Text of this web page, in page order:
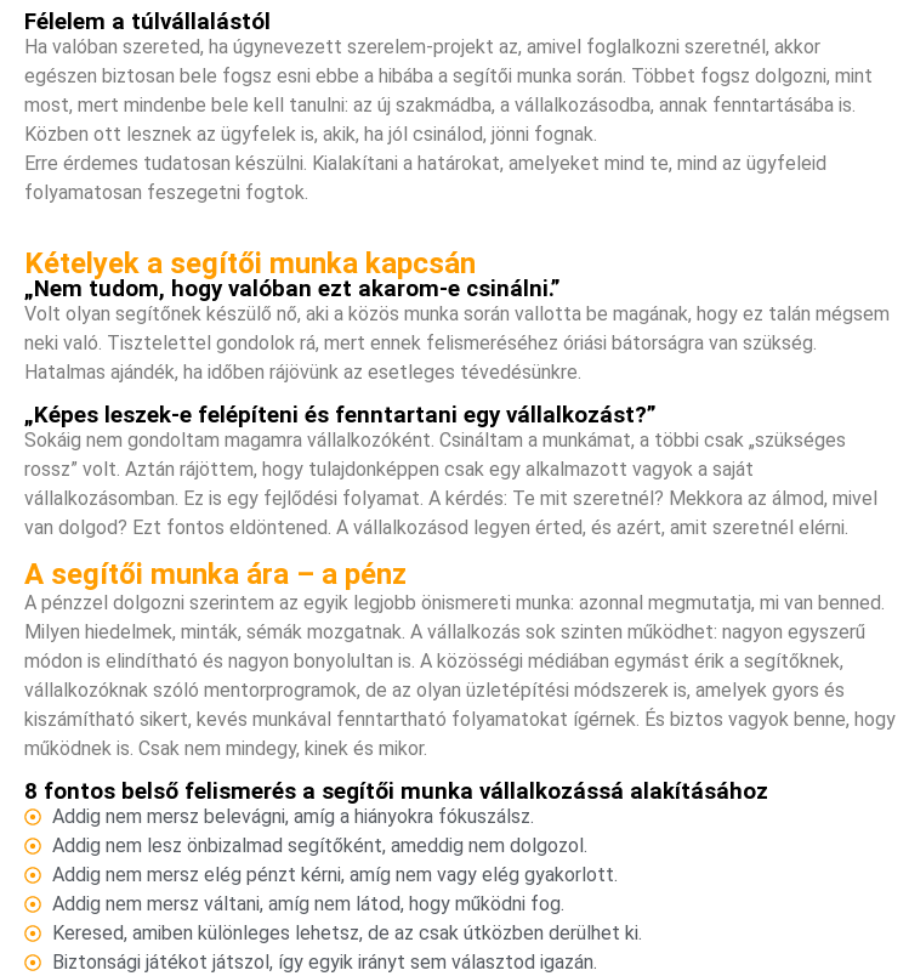
Félelem a túlvállalástól
Ha valóban szereted, ha úgynevezett szerelem-projekt az, amivel foglalkozni szeretnél, akkor
egészen biztosan bele fogsz esni ebbe a hibába a segítői munka során. Többet fogsz dolgozni, mint
most, mert mindenbe bele kell tanulni: az új szakmádba, a vállalkozásodba, annak fenntartásába is.
Közben ott lesznek az ügyfelek is, akik, ha jól csinálod, jönni fognak.
Erre érdemes tudatosan készülni. Kialakítani a határokat, amelyeket mind te, mind az ügyfeleid
folyamatosan feszegetni fogtok.
Kételyek a segítői munka kapcsán
„Nem tudom, hogy valóban ezt akarom-e csinálni.”
Volt olyan segítőnek készülő nő, aki a közös munka során vallotta be magának, hogy ez talán mégsem
neki való. Tisztelettel gondolok rá, mert ennek felismeréséhez óriási bátorságra van szükség.
Hatalmas ajándék, ha időben rájövünk az esetleges tévedésünkre.
„Képes leszek-e felépíteni és fenntartani egy vállalkozást?”
Sokáig nem gondoltam magamra vállalkozóként. Csináltam a munkámat, a többi csak „szükséges
rossz” volt. Aztán rájöttem, hogy tulajdonképpen csak egy alkalmazott vagyok a saját
vállalkozásomban. Ez is egy fejlődési folyamat. A kérdés: Te mit szeretnél? Mekkora az álmod, mivel
van dolgod? Ezt fontos eldöntened. A vállalkozásod legyen érted, és azért, amit szeretnél elérni.
A segítői munka ára – a pénz
A pénzzel dolgozni szerintem az egyik legjobb önismereti munka: azonnal megmutatja, mi van benned.
Milyen hiedelmek, minták, sémák mozgatnak. A vállalkozás sok szinten működhet: nagyon egyszerű
módon is elindítható és nagyon bonyolultan is. A közösségi médiában egymást érik a segítőknek,
vállalkozóknak szóló mentorprogramok, de az olyan üzletépítési módszerek is, amelyek gyors és
kiszámítható sikert, kevés munkával fenntartható folyamatokat ígérnek. És biztos vagyok benne, hogy
működnek is. Csak nem mindegy, kinek és mikor.
8 fontos belső felismerés a segítői munka vállalkozássá alakításához
Addig nem mersz belevágni, amíg a hiányokra fókuszálsz.
Addig nem lesz önbizalmad segítőként, ameddig nem dolgozol.
Addig nem mersz elég pénzt kérni, amíg nem vagy elég gyakorlott.
Addig nem mersz váltani, amíg nem látod, hogy működni fog.
Keresed, amiben különleges lehetsz, de az csak útközben derülhet ki.
Biztonsági játékot játszol, így egyik irányt sem választod igazán.